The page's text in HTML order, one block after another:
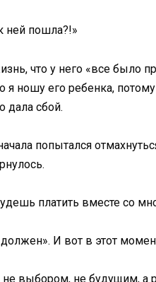
ней пошла?!»
что у него «все было
я ношу его ребенка,
дала сбой.
попытался
платить вместе со
И вот в этот
выбором, не будущим, а